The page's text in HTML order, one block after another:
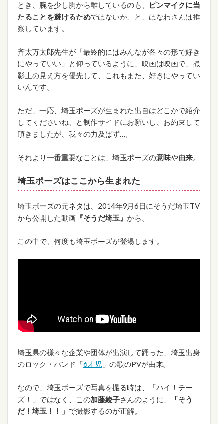
とき、腕を少し胸から離しているのも、
ピンマイクに当
たることを避けるためではないか、と、はなわさんは推
察しています。
斉太万太郎先生が「最終的にはみんなが各々の形で好き
にやっていい」と仰っているように、映画は映画で、撮
影上の見え方を優先して、これもまた、好きにやってい
いんです。
ただ、一応、埼玉ポーズが生まれた出自はどこかで紹介
してくださいね、と制作サイドにお願いし、お約束して
頂きましたが、我々の力及ばず…。
それより一番重要なことは、埼玉ポーズの意味や由来。
埼玉ポーズはここから生まれた
埼玉ポーズの元ネタは、2014年9月6日にそうだ埼玉TV
から公開した動画 『そうだ埼玉』 から。
この中で、何度も埼玉ポーズが登場します。
埼玉県の様々な企業や団体が出演して踊った、埼玉出身
のロック・バンド「6才児 」の歌のPVが由来。
なので、埼玉ポーズで写真を撮る時は、「ハイ！チー
ズ！」ではなく、この加藤綾子さんのように、
「そう
だ！埼玉！！」 で撮影するのが正解。